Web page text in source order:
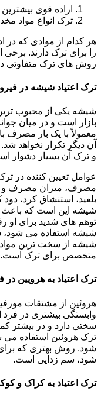
اراده قوی بیشترین
ترک انواع مواد
هر کدام از موادی که
را برای ترک دارند.
روش های ترک متفاوتی
ترک اعتیاد شیشه در
شیشه یکی از محبوب
بازار است و در میان
معمولاً با یک بار
آن دیگر تکرار نخواهد
و ترک آن بسیار دشوار
عوامل تعیین کننده
مصرف، میزان مصرف و
بلعید، استنشاق کرد،
شیشه این است که باعث
توهم های شدید برای او
شیشه استفاده می
شیشه از سخت ترین مواد
متخصص برای ترک است.
ترک اعتیاد به هرویین در
هروئین از مشتقات
وابستگی بیشتری در فرد
سختی دارد و در بیشتر
ترک هروئین استفاده می
شود. روش بهتری که
شود، سم زدایی است.
ترک اعتیاد به کراک و